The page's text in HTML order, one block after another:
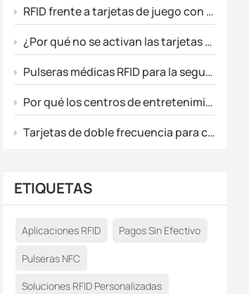
RFID frente a tarjetas de juego con banda magnética: ¿Qué tecnología se adapta mejor a tu sala de juegos?
¿Por qué no se activan las tarjetas de juego prepago personalizadas?
Pulseras médicas RFID para la seguridad de los recién nacidos y el seguimiento de los pacientes.
Por qué los centros de entretenimiento están actualizando sus sistemas a RFID personalizados y tarjetas de juego prepago.
Tarjetas de doble frecuencia para control de acceso inteligente y actualizaciones de membresía premium.
ETIQUETAS
Aplicaciones RFID Pagos Sin Efectivo
Pulseras NFC
Soluciones RFID Personalizadas